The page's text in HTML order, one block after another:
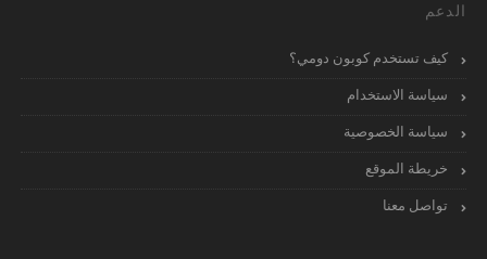
الدعم
كيف تستخدم كوبون دومي؟
سياسة الاستخدام
سياسة الخصوصية
خريطة الموقع
تواصل معنا